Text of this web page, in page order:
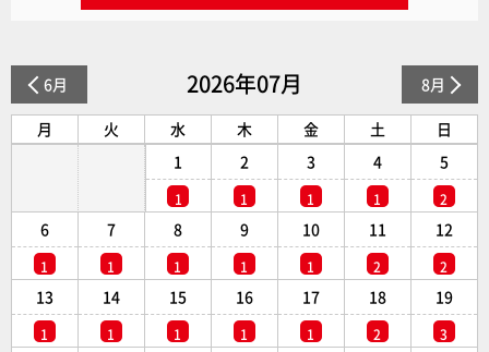
6月 2026年07月 8月
月 火 水 木 金 土
日
1
1
2
1
3
1
4
1
5
2
6
1
7
1
8
1
9
1
10
1
11
2
12
2
13
1
14
1
15
1
16
1
17
1
18
2
19
3